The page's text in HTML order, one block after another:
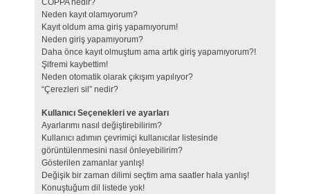
COPPA nedir?
Neden kayıt olamıyorum?
Kayıt oldum ama giriş yapamıyorum!
Neden giriş yapamıyorum?
Daha önce kayıt olmuştum ama artık giriş yapamıyorum?!
Şifremi kaybettim!
Neden otomatik olarak çıkışım yapılıyor?
“Çerezleri sil” nedir?
Kullanıcı Seçenekleri ve ayarları
Ayarlarımı nasıl değiştirebilirim?
Kullanıcı adımın çevrimiçi kullanıcılar listesinde
görüntülenmesini nasıl önleyebilirim?
Gösterilen zamanlar yanlış!
Değişik bir zaman dilimi seçtim ama saatler hala yanlış!
Konuştuğum dil listede yok!